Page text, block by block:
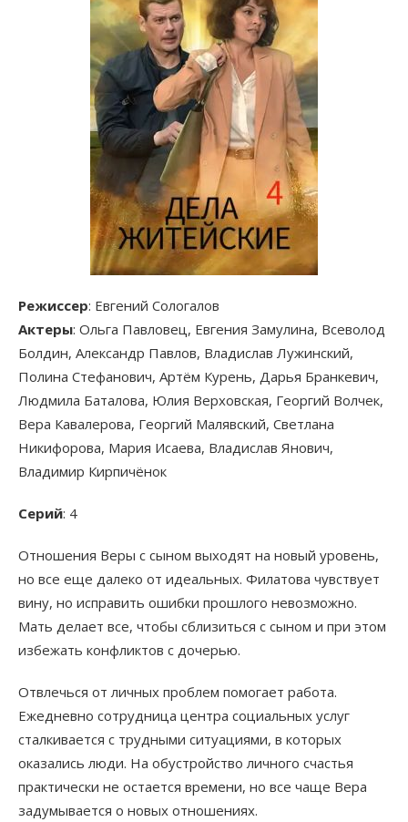
Режиссер: Евгений Сологалов
Актеры: Ольга Павловец, Евгения Замулина, Всеволод
Болдин, Александр Павлов, Владислав Лужинский,
Полина Стефанович, Артём Курень, Дарья Бранкевич,
Людмила Баталова, Юлия Верховская, Георгий Волчек,
Вера Кавалерова, Георгий Малявский, Светлана
Никифорова, Мария Исаева, Владислав Янович,
Владимир Кирпичёнок
Серий: 4
Отношения Веры с сыном выходят на новый уровень,
но все еще далеко от идеальных. Филатова чувствует
вину, но исправить ошибки прошлого невозможно.
Мать делает все, чтобы сблизиться с сыном и при этом
избежать конфликтов с дочерью.
Отвлечься от личных проблем помогает работа.
Ежедневно сотрудница центра социальных услуг
сталкивается с трудными ситуациями, в которых
оказались люди. На обустройство личного счастья
практически не остается времени, но все чаще Вера
задумывается о новых отношениях.